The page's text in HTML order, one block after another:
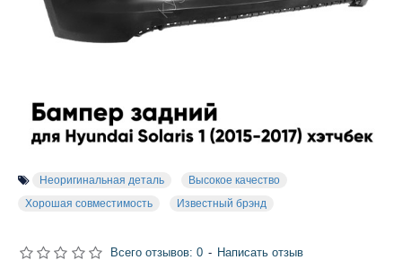
Неоригинальная деталь
Высокое качество
Хорошая совместимость
Известный брэнд
Всего отзывов: 0 - Написать отзыв